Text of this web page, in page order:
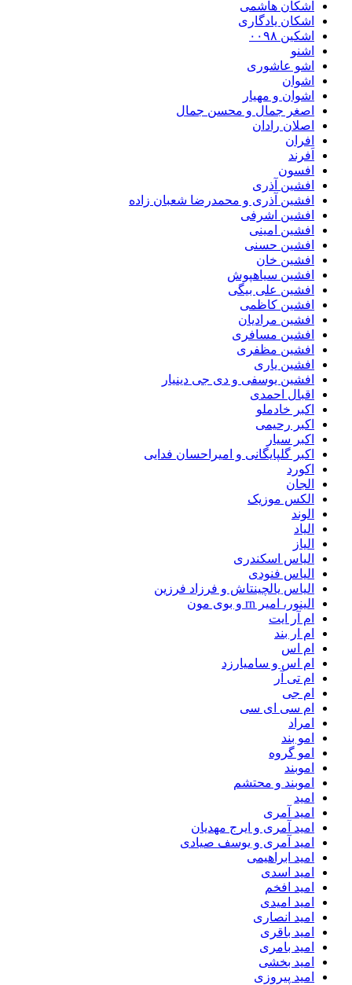
اشکان هاشمی
اشکان یادگاری
اشکین ۰۰۹۸
اشنو
اشو عاشوری
اشوان
اشوان و مهیار
اصغر جمال و محسن جمال
اصلان رادان
افران
اَفرند
افسون
افشین آذری
افشین آذری و محمدرضا شعبان زاده
افشین اشرفی
افشین امینی
افشین حسنی
افشین خان
افشین سیاهپوش
افشین علی بیگی
افشین کاظمی
افشین مرادیان
افشین مسافری
افشین مظفری
افشین یاری
افشین یوسفی و دی جی دینیار
اقبال احمدی
اکبر خادملو
اکبر رحیمی
اکبر سیار
اکبر گلپایگانی و امیراحسان فدایی
اکورد
الجان
الکس موزیک
الوند
الیاد
الیاز
الیاس اسکندری
الیاس فنودی
الیاس یالچینتاش و فرزاد فرزین
الینور، امیر rn و بوی مون
ام آر ایت
ام‌ ار بند
ام اس
ام اس و سامیارزد
ام تی آر
ام جی
ام سی ای سی
امراد
امو بند
امو گروه
اموبند
اموبند و محتشم
امید
امید آمری
امید آمری و ایرج مهدیان
امید آمری و یوسف صیادی
امید ابراهیمی
امید اسدی
امید افخم
امید امیدی
امید انصاری
امید باقری
امید بامری
امید بخشی
امید پیروزی